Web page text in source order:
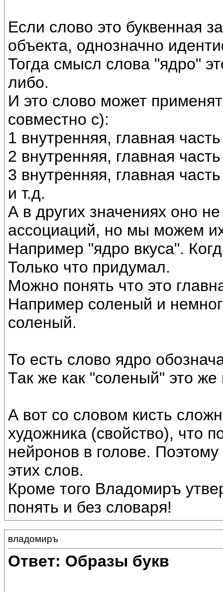
Если слово это буквенная
объекта, однозначно
Тогда смысл слова "ядро"
либо.
И это слово может
совместно с):
1 внутренняя, главная
2 внутренняя, главная
3 внутренняя, главная
и т.д.
А в других значениях оно
ассоциаций, но мы можем
Например "ядро вкуса".
Только что придумал.
Можно понять что это
Например соленый и
соленый.
То есть слово ядро
Так же как "соленый" это
А вот со словом кисть
художника (свойство), что
нейронов в голове.
этих слов.
Кроме того Владомиръ
понять и без словаря!
владомиръ
Ответ: Образы букв